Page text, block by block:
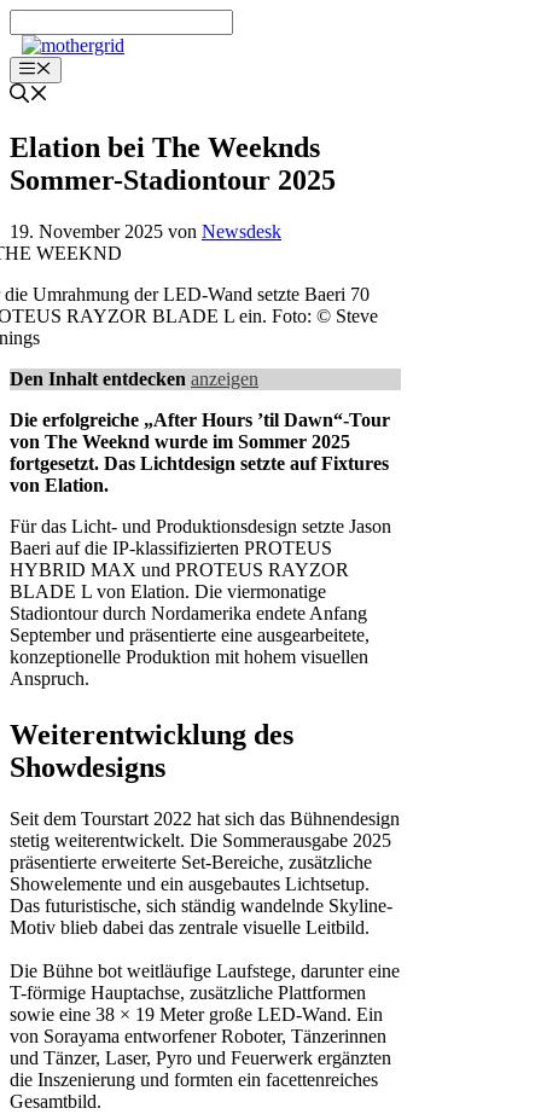
Inhalt
springenMenü
Elation bei The Weeknds
Sommer-Stadiontour 2025
19. November 2025 von Newsdesk
die Umrahmung der LED-Wand setzte Baeri 70
RAYZOR BLADE L ein. Foto: © Steve
Den Inhalt entdecken anzeigen
Die erfolgreiche „After Hours ’til Dawn“-Tour
von The Weeknd wurde im Sommer 2025
fortgesetzt. Das Lichtdesign setzte auf Fixtures
von Elation.
Für das Licht- und Produktionsdesign setzte Jason
Baeri auf die IP-klassifizierten PROTEUS
HYBRID MAX und PROTEUS RAYZOR
BLADE L von Elation. Die viermonatige
Stadiontour durch Nordamerika endete Anfang
September und präsentierte eine ausgearbeitete,
konzeptionelle Produktion mit hohem visuellen
Anspruch.
Weiterentwicklung des
Showdesigns
Seit dem Tourstart 2022 hat sich das Bühnendesign
stetig weiterentwickelt. Die Sommerausgabe 2025
präsentierte erweiterte Set-Bereiche, zusätzliche
Showelemente und ein ausgebautes Lichtsetup.
Das futuristische, sich ständig wandelnde Skyline-
Motiv blieb dabei das zentrale visuelle Leitbild.
Die Bühne bot weitläufige Laufstege, darunter eine
T-förmige Hauptachse, zusätzliche Plattformen
sowie eine 38 × 19 Meter große LED-Wand. Ein
von Sorayama entworfener Roboter, Tänzerinnen
und Tänzer, Laser, Pyro und Feuerwerk ergänzten
die Inszenierung und formten ein facettenreiches
Gesamtbild.